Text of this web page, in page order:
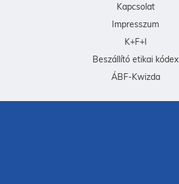
Kapcsolat
Impresszum
K+F+I
Beszállító etikai kódex
ÁBF-Kwizda